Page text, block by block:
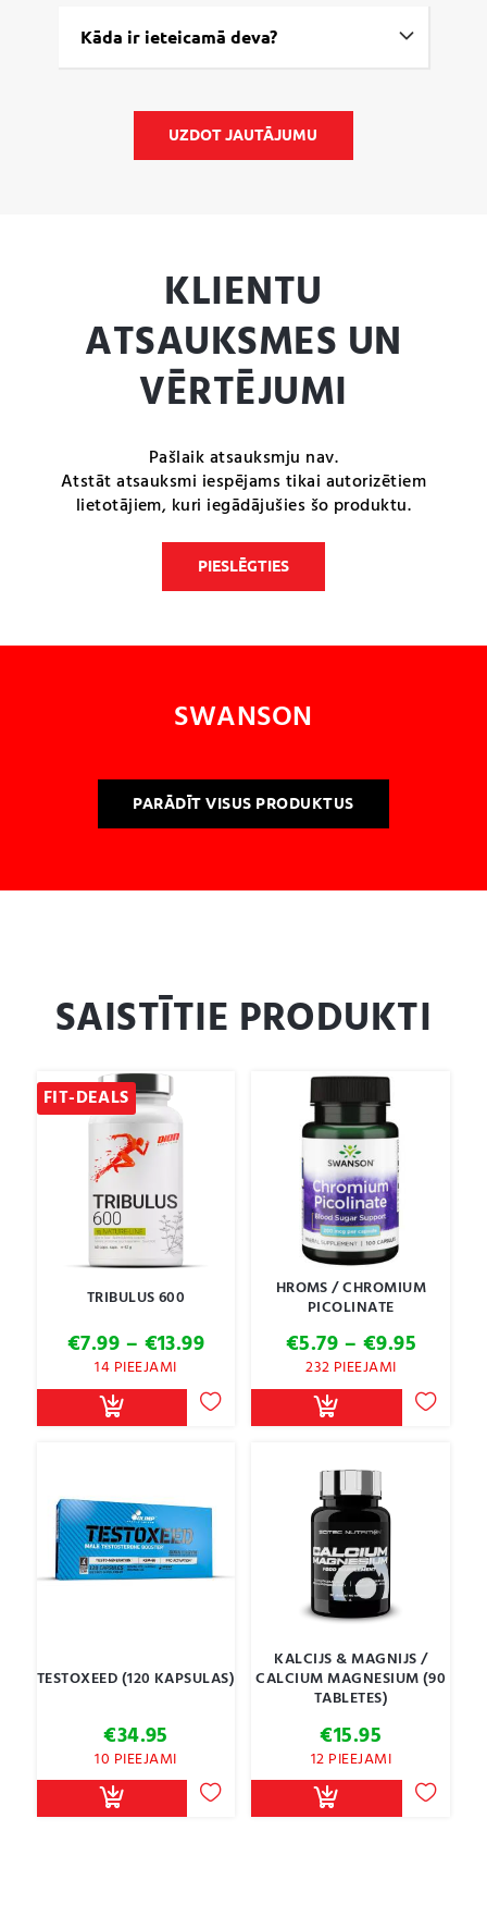
Kāda ir ieteicamā deva?
UZDOT JAUTĀJUMU
KLIENTU
ATSAUKSMES UN
VĒRTĒJUMI
Pašlaik atsauksmju nav.
Atstāt atsauksmi iespējams tikai autorizētiem
lietotājiem, kuri iegādājušies šo produktu.
PIESLĒGTIES
SWANSON
PARĀDĪT VISUS PRODUKTUS
SAISTĪTIE PRODUKTI
FIT-DEALS
TRIBULUS 600
€7.99 – €13.99Price
€7.99
through
€13.99
14 PIEEJAMI
HROMS / CHROMIUM
PICOLINATE
€5.79 – €9.95
€5.79
232 PIEEJAMI
TESTOXEED (120 KAPSULAS)
€34.95
10 PIEEJAMI
KALCIJS & MAGNIJS /
CALCIUM MAGNESIUM (90
TABLETES)
€15.95
12 PIEEJAMI